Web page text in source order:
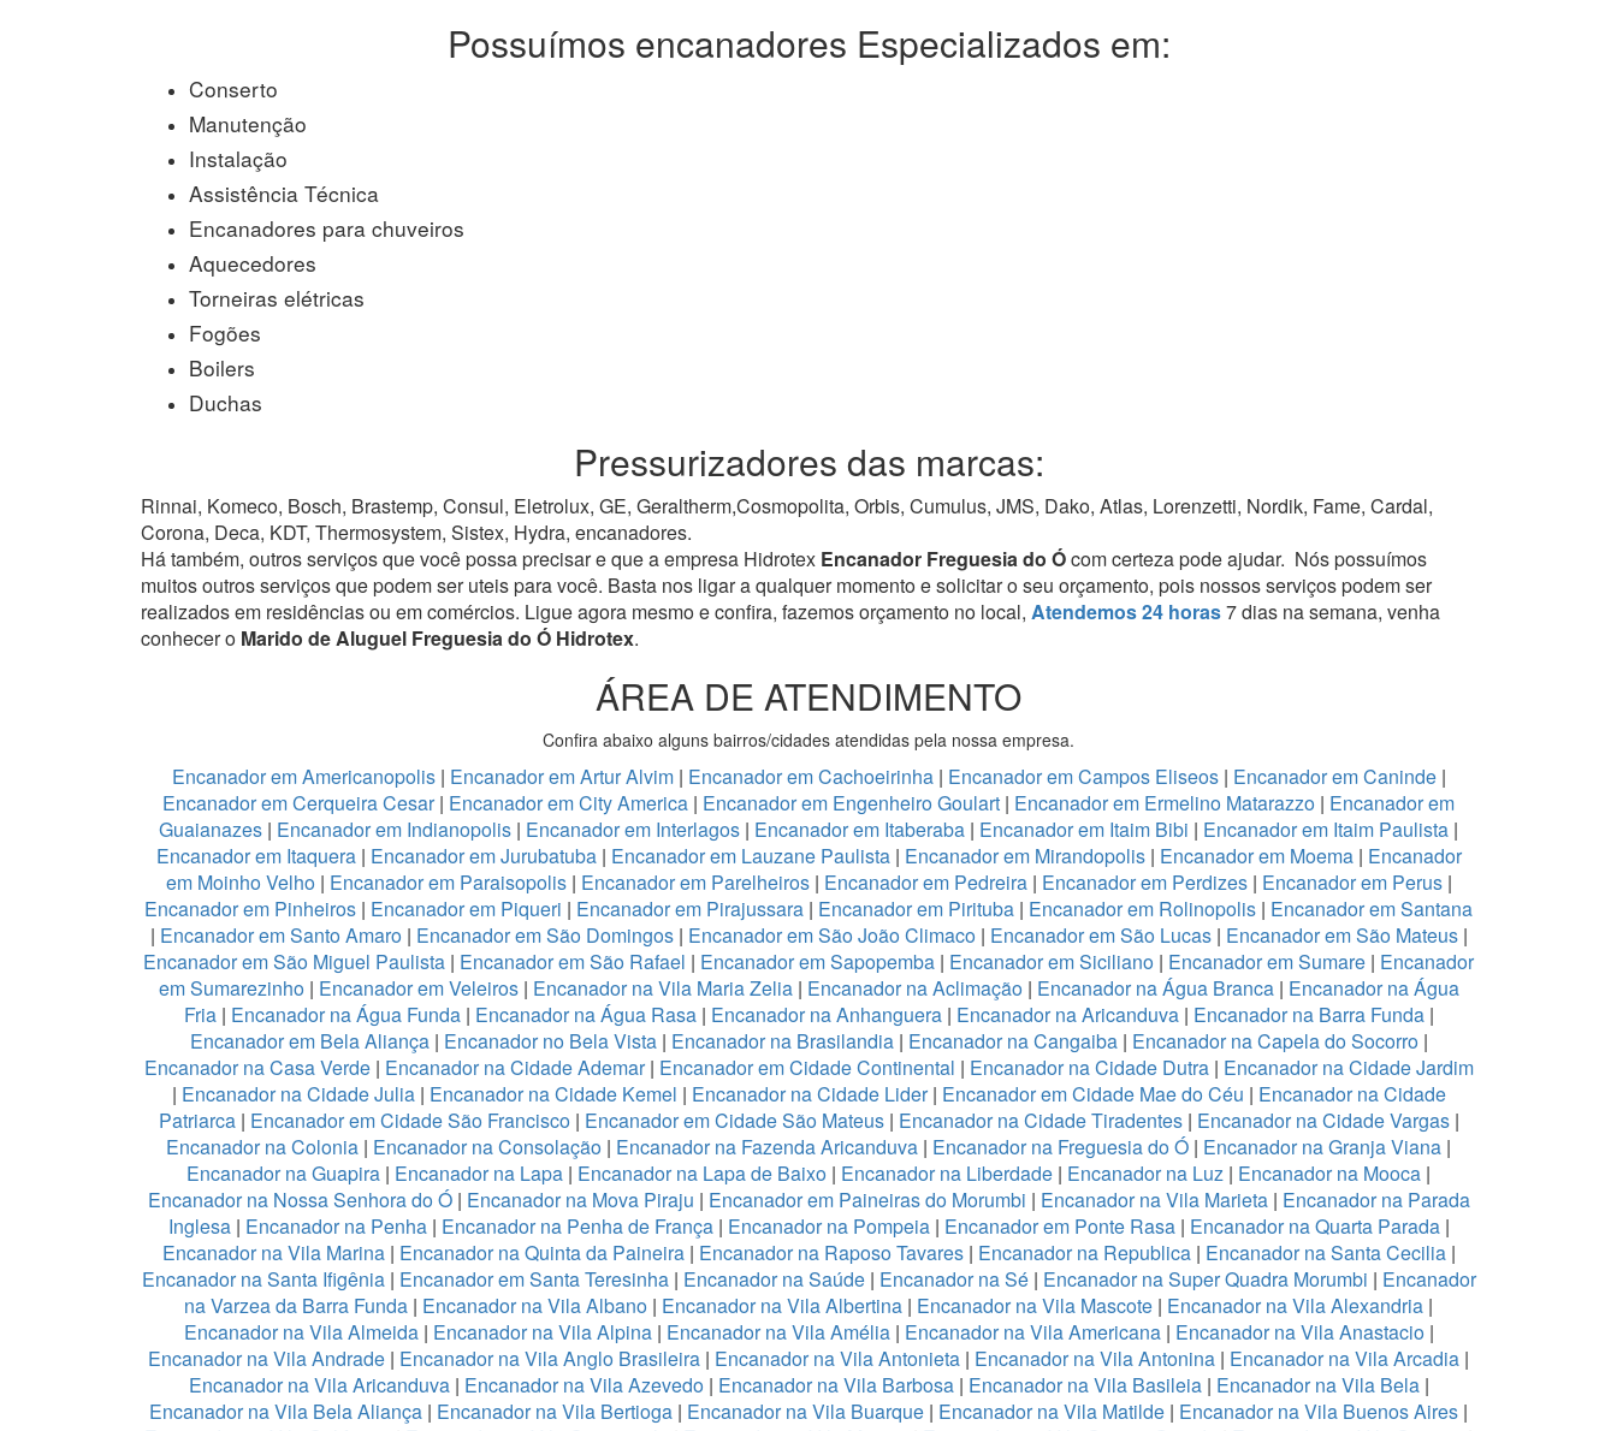
Possuímos encanadores Especializados em:
Conserto
Manutenção
Instalação
Assistência Técnica
Encanadores para chuveiros
Aquecedores
Torneiras elétricas
Fogões
Boilers
Duchas
Pressurizadores das marcas:
Rinnai, Komeco, Bosch, Brastemp, Consul, Eletrolux, GE, Geraltherm,Cosmopolita, Orbis, Cumulus, JMS, Dako, Atlas, Lorenzetti, Nordik, Fame, Cardal,
Corona, Deca, KDT, Thermosystem, Sistex, Hydra, encanadores.
Há também, outros serviços que você possa precisar e que a empresa Hidrotex Encanador Freguesia do Ócom certeza pode ajudar. Nós possuímos
muitos outros serviços que podem ser uteis para você. Basta nos ligar a qualquer momento e solicitar o seu orçamento, pois nossos serviços podem ser
realizados em residências ou em comércios. Ligue agora mesmo e confira, fazemos orçamento no local, Atendemos 24 horas7 dias na semana, venha
conhecer o Marido de Aluguel Freguesia do Ó Hidrotex.
ÁREA DE ATENDIMENTO
Confira abaixo alguns bairros/cidades atendidas pela nossa empresa.
Encanador em Americanopolis | Encanador em Artur Alvim | Encanador em Cachoeirinha| Encanador em Campos Eliseos | Encanador em Caninde|
Encanador em Cerqueira Cesar| Encanador em City America | Encanador em Engenheiro Goulart | Encanador em Ermelino Matarazzo | Encanador em
Guaianazes | Encanador em Indianopolis | Encanador em Interlagos | Encanador em Itaberaba | Encanador em Itaim Bibi | Encanador em Itaim Paulista |
Encanador em Itaquera| Encanador em Jurubatuba| Encanador em Lauzane Paulista | Encanador em Mirandopolis| Encanador em Moema| Encanador
em Moinho Velho | Encanador em Paraisopolis| Encanador em Parelheiros| Encanador em Pedreira| Encanador em Perdizes| Encanador em Perus|
Encanador em Pinheiros | Encanador em Piqueri | Encanador em Pirajussara | Encanador em Pirituba | Encanador em Rolinopolis | Encanador em Santana
| Encanador em Santo Amaro| Encanador em São Domingos| Encanador em São João Climaco| Encanador em São Lucas| Encanador em São Mateus |
Encanador em São Miguel Paulista | Encanador em São Rafael | Encanador em Sapopemba | Encanador em Siciliano | Encanador em Sumare | Encanador
em Sumarezinho| Encanador em Veleiros| Encanador na Vila Maria Zelia| Encanador na Aclimação| Encanador na Água Branca| Encanador na Água
Fria| Encanador na Água Funda| Encanador na Água Rasa | Encanador na Anhanguera| Encanador na Aricanduva| Encanador na Barra Funda |
Encanador em Bela Aliança | Encanador no Bela Vista| Encanador na Brasilandia| Encanador na Cangaiba| Encanador na Capela do Socorro |
Encanador na Casa Verde| Encanador na Cidade Ademar| Encanador em Cidade Continental | Encanador na Cidade Dutra | Encanador na Cidade Jardim
| Encanador na Cidade Julia | Encanador na Cidade Kemel | Encanador na Cidade Lider| Encanador em Cidade Mae do Céu | Encanador na Cidade
Patriarca| Encanador em Cidade São Francisco | Encanador em Cidade São Mateus| Encanador na Cidade Tiradentes| Encanador na Cidade Vargas |
Encanador na Colonia | Encanador na Consolação | Encanador na Fazenda Aricanduva | Encanador na Freguesia do Ó | Encanador na Granja Viana |
Encanador na Guapira | Encanador na Lapa | Encanador na Lapa de Baixo | Encanador na Liberdade | Encanador na Luz | Encanador na Mooca |
Encanador na Nossa Senhora do Ó| Encanador na Mova Piraju | Encanador em Paineiras do Morumbi | Encanador na Vila Marieta| Encanador na Parada
Inglesa | Encanador na Penha| Encanador na Penha de França | Encanador na Pompeia| Encanador em Ponte Rasa| Encanador na Quarta Parada|
Encanador na Vila Marina| Encanador na Quinta da Paineira| Encanador na Raposo Tavares| Encanador na Republica| Encanador na Santa Cecilia|
Encanador na Santa Ifigênia | Encanador em Santa Teresinha| Encanador na Saúde| Encanador na Sé| Encanador na Super Quadra Morumbi | Encanador
na Varzea da Barra Funda | Encanador na Vila Albano | Encanador na Vila Albertina | Encanador na Vila Mascote | Encanador na Vila Alexandria |
Encanador na Vila Almeida | Encanador na Vila Alpina | Encanador na Vila Amélia | Encanador na Vila Americana| Encanador na Vila Anastacio|
Encanador na Vila Andrade | Encanador na Vila Anglo Brasileira | Encanador na Vila Antonieta | Encanador na Vila Antonina | Encanador na Vila Arcadia |
Encanador na Vila Aricanduva| Encanador na Vila Azevedo| Encanador na Vila Barbosa| Encanador na Vila Basileia| Encanador na Vila Bela|
Encanador na Vila Bela Aliança | Encanador na Vila Bertioga | Encanador na Vila Buarque | Encanador na Vila Matilde | Encanador na Vila Buenos Aires |